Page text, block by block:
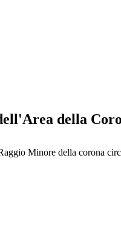
della
Minore della corona